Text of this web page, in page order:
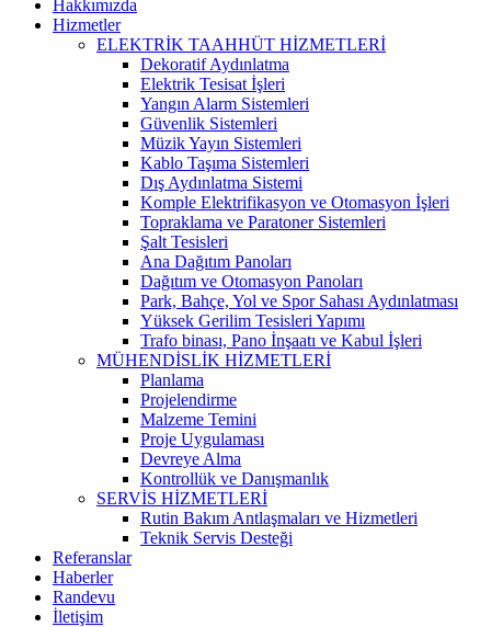
Hakkımızda
Hizmetler
ELEKTRİK TAAHHÜT HİZMETLERİ
Dekoratif Aydınlatma
Elektrik Tesisat İşleri
Yangın Alarm Sistemleri
Güvenlik Sistemleri
Müzik Yayın Sistemleri
Kablo Taşıma Sistemleri
Dış Aydınlatma Sistemi
Komple Elektrifikasyon ve Otomasyon İşleri
Topraklama ve Paratoner Sistemleri
Şalt Tesisleri
Ana Dağıtım Panoları
Dağıtım ve Otomasyon Panoları
Park, Bahçe, Yol ve Spor Sahası Aydınlatması
Yüksek Gerilim Tesisleri Yapımı
Trafo binası, Pano İnşaatı ve Kabul İşleri
MÜHENDİSLİK HİZMETLERİ
Planlama
Projelendirme
Malzeme Temini
Proje Uygulaması
Devreye Alma
Kontrollük ve Danışmanlık
SERVİS HİZMETLERİ
Rutin Bakım Antlaşmaları ve Hizmetleri
Teknik Servis Desteği
Referanslar
Haberler
Randevu
İletişim